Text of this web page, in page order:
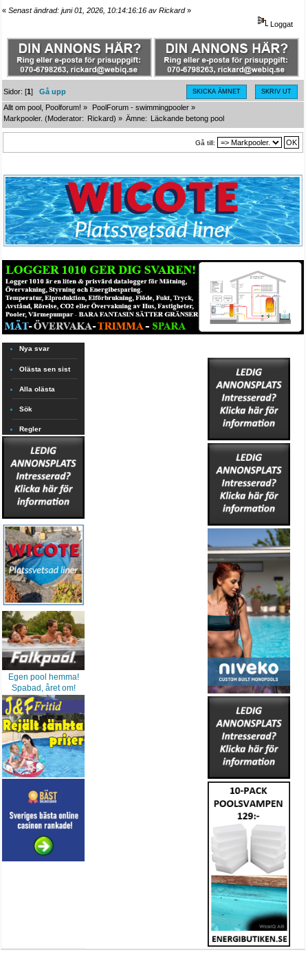
« Senast ändrad: juni 01, 2026, 10:14:16:16 av Rickard»
Loggat
SKICKA ÄMNET SKRIV UT
Sidor: [1]Gå upp
Allt om pool, Poolforum! » PoolForum - swimmingpooler »
Markpooler. (Moderator: Rickard) » Ämne: Läckande betong pool
Gå till:
Nya svar
Olästa sen sist
Alla olästa
Sök
Regler
Egen pool hemma!
Spabad, året om!